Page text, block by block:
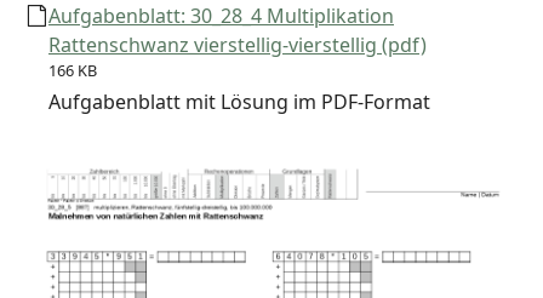
Aufgabenblatt: 30_28_4 Multiplikation
Rattenschwanz vierstellig-vierstellig (pdf)
166 KB
Aufgabenblatt mit Lösung im PDF-Format